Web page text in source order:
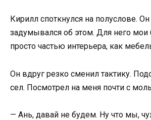
Кирилл споткнулся на полуслове.
задумывался об этом. Для него
просто частью интерьера, как
Он вдруг резко сменил тактику.
сел. Посмотрел на меня почти с
— Ань, давай не будем. Ну что мы,